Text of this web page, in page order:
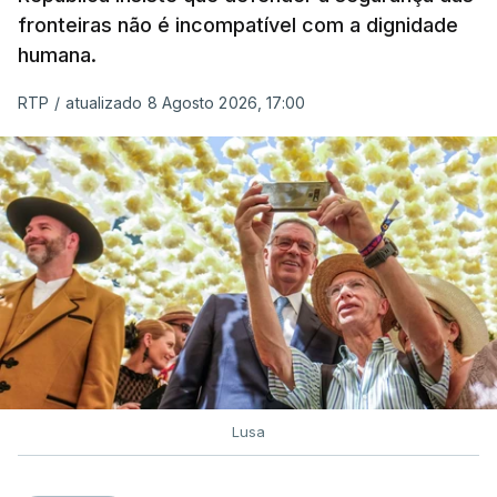
de embarcações de alta velocidade (EAV) que
utilizam a costa nacional para o tráfico de droga.
c/ Lusa
fronteiras não é incompatível com a dignidade
humana.
RTP / atualizado 8 Agosto 2026, 17:00
Lusa